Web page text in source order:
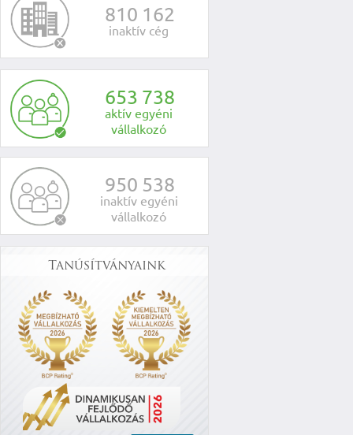
810 162
inaktív cég
653 738
aktív egyéni
vállalkozó
950 538
inaktív egyéni
vállalkozó
Tanúsítványaink